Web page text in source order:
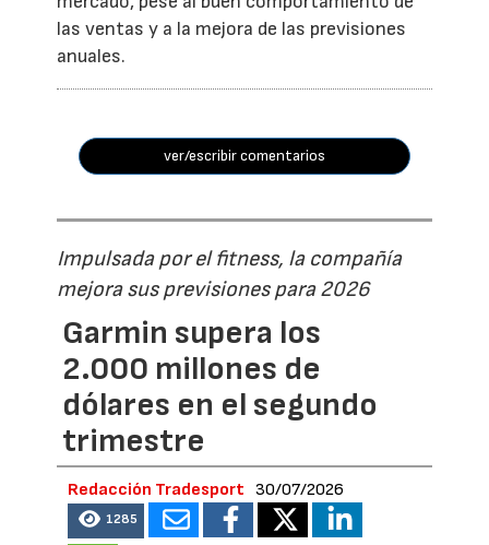
las ventas y a la mejora de las previsiones
anuales.
ver/escribir comentarios
Impulsada por el fitness, la compañía
mejora sus previsiones para 2026
Garmin supera los
2.000 millones de
dólares en el segundo
trimestre
Redacción Tradesport 30/07/2026
1285